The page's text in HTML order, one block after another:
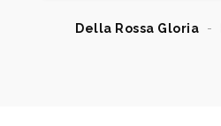
Della Rossa Gloria -